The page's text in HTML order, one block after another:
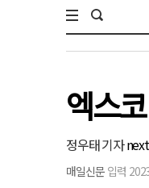
엑스
정우태 기자
매일신문 입력